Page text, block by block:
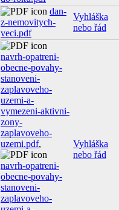
dan-
z-nemovitych-
veci.pdf
Vyhláška
nebo řád
navrh-opatreni-
obecne-povahy-
stanoveni-
zaplavoveho-
uzemi-a-
vymezeni-aktivni-
zony-
zaplavoveho-
uzemi.pdf,
navrh-opatreni-
obecne-povahy-
stanoveni-
zaplavoveho-
Vyhláška
nebo řád